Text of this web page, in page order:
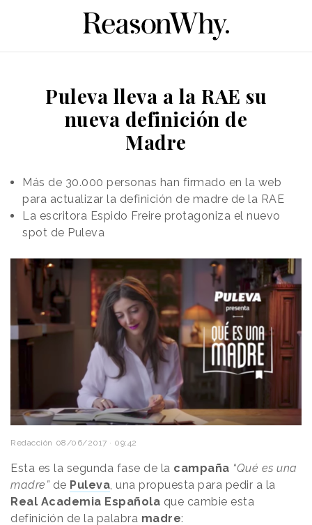
Puleva lleva a la RAE su
nueva definición de
Madre
Más de 30.000 personas han firmado en la web
para actualizar la definición de madre de la RAE
La escritora Espido Freire protagoniza el nuevo
spot de Puleva
Redacción 08/06/2017 · 09:42
Esta es la segunda fase de la campaña “Qué es una
madre” de Puleva, una propuesta para pedir a la
Real Academia Española que cambie esta
definición de la palabra madre: